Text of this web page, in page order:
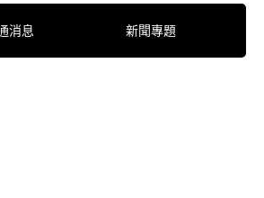
消息 新聞專題